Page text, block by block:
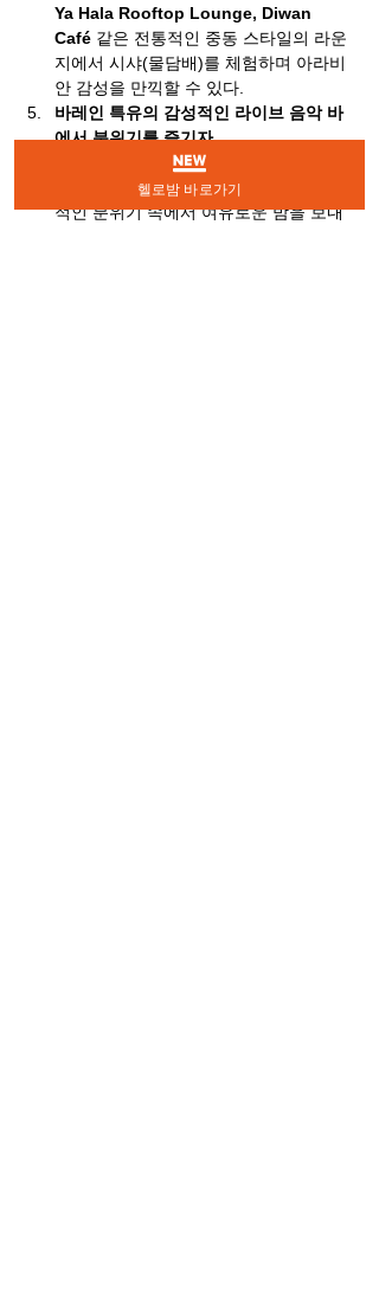
Ya Hala Rooftop Lounge, Diwan
Café 같은 전통적인 중동 스타일의 라운
지에서 시샤(물담배)를 체험하며 아라비
안 감성을 만끽할 수 있다.
바레인 특유의 감성적인 라이브 음악 바
에서 분위기를 즐기자
La Fontaine, Rasoi by Vineet
래식한 재즈 & 라이브 음악 바에서 감성
적인 분위기 속에서 여유로운 밤을 보내
헬로밤 바로가기